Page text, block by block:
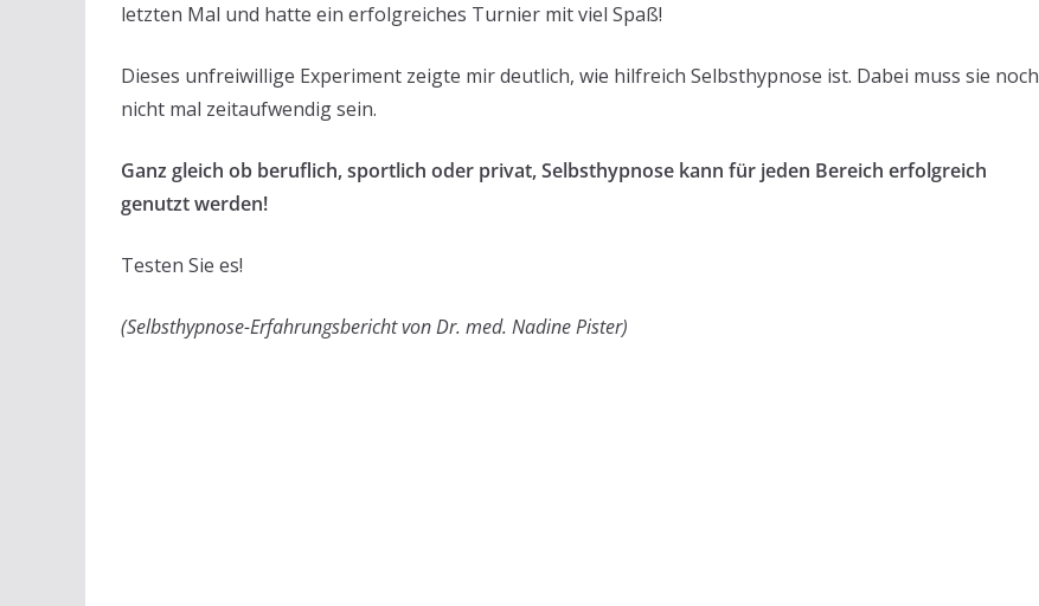
letzten Mal und hatte ein erfolgreiches Turnier mit viel Spaß!
Dieses unfreiwillige Experiment zeigte mir deutlich, wie hilfreich Selbsthypnose ist. Dabei muss sie noch
nicht mal zeitaufwendig sein.
Ganz gleich ob beruflich, sportlich oder privat, Selbsthypnose kann für jeden Bereich erfolgreich
genutzt werden!
Testen Sie es!
(Selbsthypnose-Erfahrungsbericht von Dr. med. Nadine Pister)